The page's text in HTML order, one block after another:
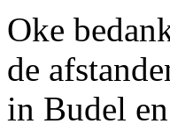
Oke
de
in Budel